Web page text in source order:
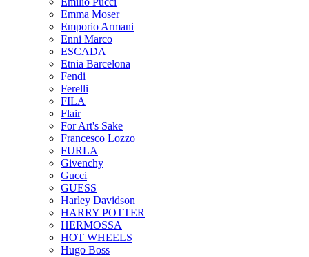
Emma Moser
Emporio Armani
Enni Marco
ESCADA
Etnia Barcelona
Fendi
Ferelli
FILA
Flair
For Art's Sake
Francesco Lozzo
FURLA
Givenchy
Gucci
GUESS
Harley Davidson
HARRY POTTER
HERMOSSA
HOT WHEELS
Hugo Boss